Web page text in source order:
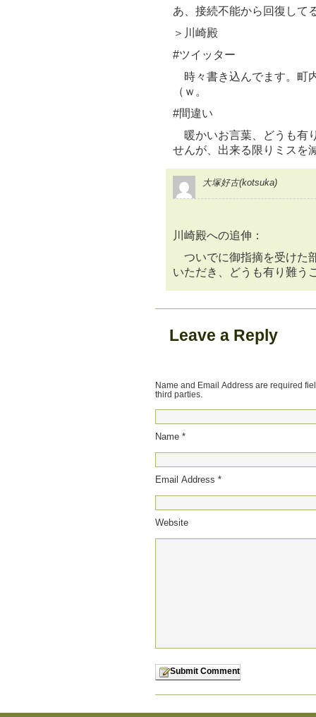
あ、接続不能から回復して
＞川崎殿
#ツイッター
時々書き込んでます。町
（ｗ。
#間違い
暖かいお言葉、どうも有
せんが、出来る限りミスを
大塚好古(kotsuka)
川崎殿への追伸：
ついでに御指摘を受けた
いただき、どうも有り難う
Leave a Reply
Name and Email Address are required
third parties.
Name *
Email Address *
Website